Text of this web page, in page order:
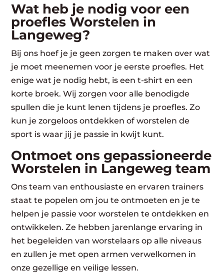
Wat heb je nodig voor een
proefles Worstelen in
Langeweg?
Bij ons hoef je je geen zorgen te maken over wat
je moet meenemen voor je eerste proefles. Het
enige wat je nodig hebt, is een t-shirt en een
korte broek. Wij zorgen voor alle benodigde
spullen die je kunt lenen tijdens je proefles. Zo
kun je zorgeloos ontdekken of worstelen de
sport is waar jij je passie in kwijt kunt.
Ontmoet ons gepassioneerde
Worstelen in Langeweg team
Ons team van enthousiaste en ervaren trainers
staat te popelen om jou te ontmoeten en je te
helpen je passie voor worstelen te ontdekken en
ontwikkelen. Ze hebben jarenlange ervaring in
het begeleiden van worstelaars op alle niveaus
en zullen je met open armen verwelkomen in
onze gezellige en veilige lessen.